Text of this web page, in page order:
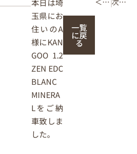
本日は埼
玉県にお
住いのA
様にKAN
GOO 1.2
ZEN EDC
BLANC
MINERA
Lをご納
車致しま
した。
一覧
に戻
る